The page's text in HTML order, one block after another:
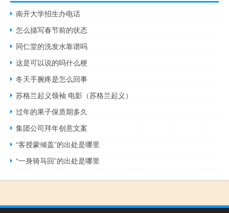
南开大学招生办电话
怎么描写春节前的状态
同仁堂的洗发水靠谱吗
这是可以说的吗什么梗
冬天手腕疼是怎么回事
苏格兰起义领袖 电影（苏格兰起义）
过年的果子保质期多久
集团公司拜年创意文案
“客授蒙倾盖”的出处是哪里
“一身骑马回”的出处是哪里